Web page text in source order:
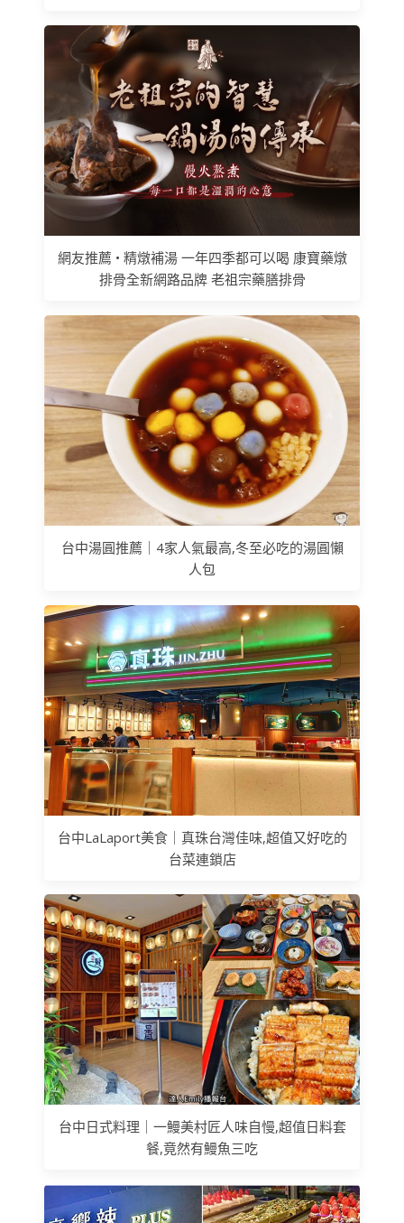
網友推薦 • 精燉補湯 一年四季都可以喝 康寶藥燉
排骨全新網路品牌 老祖宗藥膳排骨
台中湯圓推薦｜4家人氣最高,冬至必吃的湯圓懶
人包
台中LaLaport美食｜真珠台灣佳味,超值又好吃的
台菜連鎖店
台中日式料理｜一鰻美村匠人味自慢,超值日料套
餐,竟然有鰻魚三吃